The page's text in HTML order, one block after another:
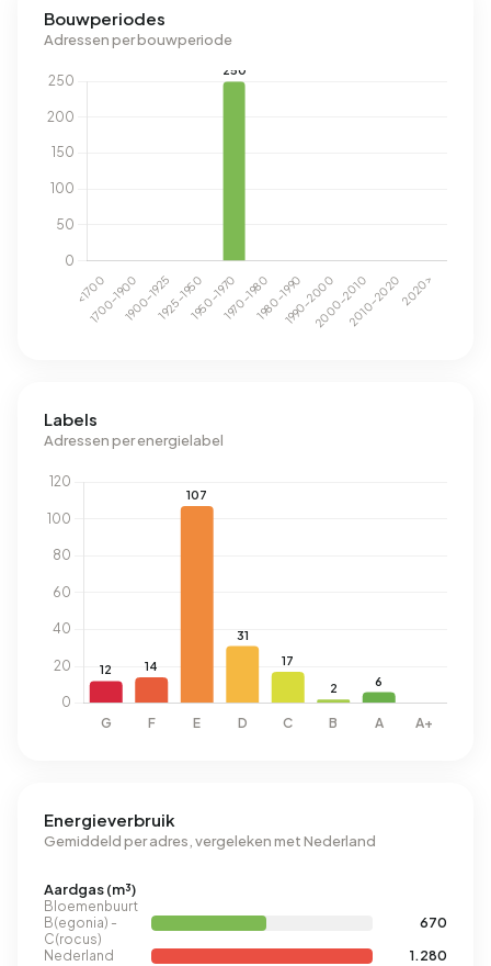
Bouwperiodes
Adressen per bouwperiode
Labels
Adressen per energielabel
Energieverbruik
Gemiddeld per adres, vergeleken met Nederland
Aardgas (m³)
Bloemenbuurt
B(egonia) -
C(rocus)
670
Nederland
1.280